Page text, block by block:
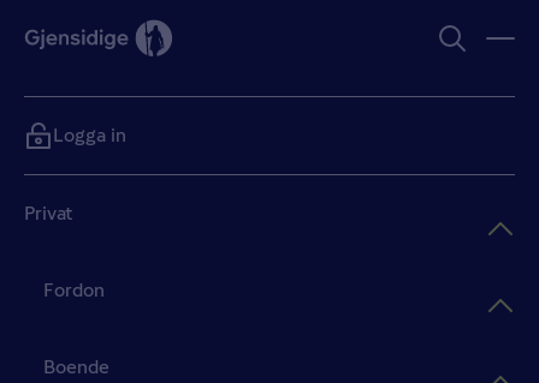
Privat
Fordon
Boende
Logga in